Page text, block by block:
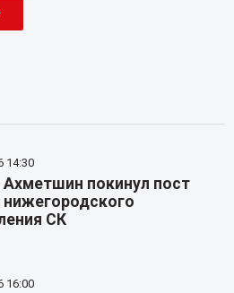
14:30
Ахметшин покинул пост
нижегородского
СК
16:00